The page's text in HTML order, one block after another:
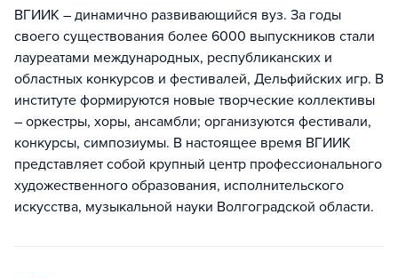
ВГИИК – динамично развивающийся вуз. За годы
своего существования более 6000 выпускников стали
лауреатами международных, республиканских и
областных конкурсов и фестивалей, Дельфийских игр. В
институте формируются новые творческие коллективы
– оркестры, хоры, ансамбли; организуются фестивали,
конкурсы, симпозиумы. В настоящее время ВГИИК
представляет собой крупный центр профессионального
художественного образования, исполнительского
искусства, музыкальной науки Волгоградской области.